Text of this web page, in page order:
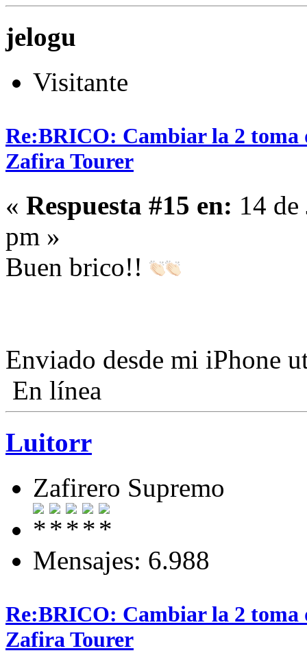
jelogu
Visitante
Re:BRICO: Cambiar la 2 toma
Zafira Tourer
« Respuesta #15 en: 14
pm »
Buen brico!!
Enviado desde mi iPhone
En línea
Luitorr
Zafirero Supremo
Mensajes: 6.988
Re:BRICO: Cambiar la 2 toma
Zafira Tourer